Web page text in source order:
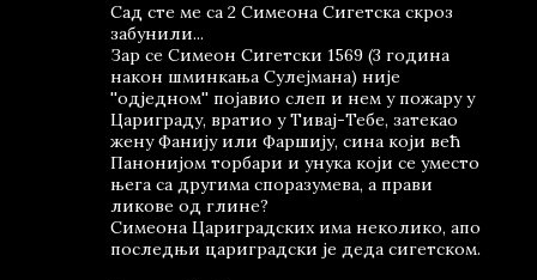
Сад сте ме са 2 Симеона Сигетска скроз
забунили...
Зар се Симеон Сигетски 1569 (3 година
након шминкања Сулејмана) није
''одједном'' појавио слеп и нем у пожару у
Цариграду, вратио у Тивај-Тебе, затекао
жену Фанију или Фаршију, сина који већ
Панонијом торбари и унука који се уместо
њега са другима споразумева, а прави
ликове од глине?
Симеона Цариградских има неколико, апо
последњи цариградски је деда сигетском.